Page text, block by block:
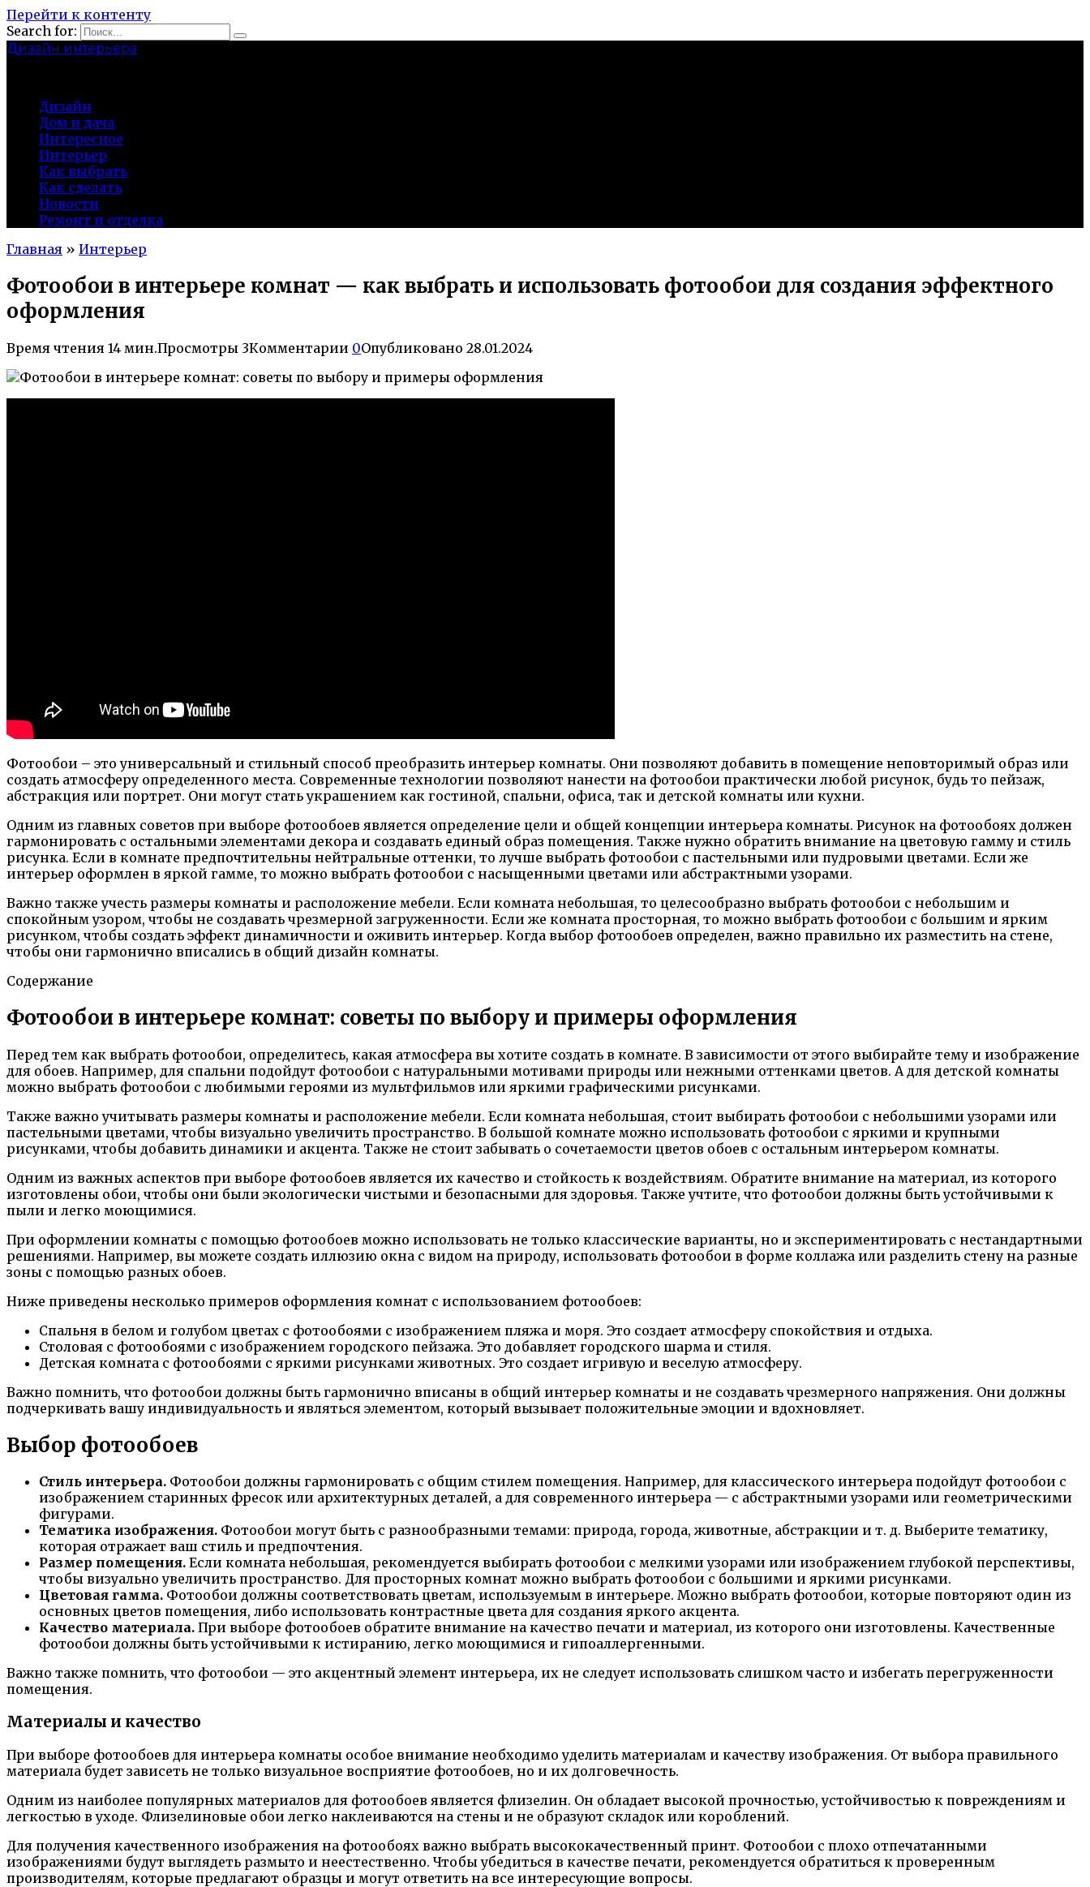
Перейти к контенту
Search for:
Дизайн интерьера
Дизайн
Дом и дача
Интересное
Интерьер
Как выбрать
Как сделать
Новости
Ремонт и отделка
Главная » Интерьер
Фотообои в интерьере комнат — как выбрать и использовать фотообои для создания эффектного
оформления
Время чтения 14 мин.Просмотры 3Комментарии 0Опубликовано 28.01.2024
Фотообои – это универсальный и стильный способ преобразить интерьер комнаты. Они позволяют добавить в помещение неповторимый образ или
создать атмосферу определенного места. Современные технологии позволяют нанести на фотообои практически любой рисунок, будь то пейзаж,
абстракция или портрет. Они могут стать украшением как гостиной, спальни, офиса, так и детской комнаты или кухни.
Одним из главных советов при выборе фотообоев является определение цели и общей концепции интерьера комнаты. Рисунок на фотообоях должен
гармонировать с остальными элементами декора и создавать единый образ помещения. Также нужно обратить внимание на цветовую гамму и стиль
рисунка. Если в комнате предпочтительны нейтральные оттенки, то лучше выбрать фотообои с пастельными или пудровыми цветами. Если же
интерьер оформлен в яркой гамме, то можно выбрать фотообои с насыщенными цветами или абстрактными узорами.
Важно также учесть размеры комнаты и расположение мебели. Если комната небольшая, то целесообразно выбрать фотообои с небольшим и
спокойным узором, чтобы не создавать чрезмерной загруженности. Если же комната просторная, то можно выбрать фотообои с большим и ярким
рисунком, чтобы создать эффект динамичности и оживить интерьер. Когда выбор фотообоев определен, важно правильно их разместить на стене,
чтобы они гармонично вписались в общий дизайн комнаты.
Содержание
Фотообои в интерьере комнат: советы по выбору и примеры оформления
Перед тем как выбрать фотообои, определитесь, какая атмосфера вы хотите создать в комнате. В зависимости от этого выбирайте тему и изображение
для обоев. Например, для спальни подойдут фотообои с натуральными мотивами природы или нежными оттенками цветов. А для детской комнаты
можно выбрать фотообои с любимыми героями из мультфильмов или яркими графическими рисунками.
Также важно учитывать размеры комнаты и расположение мебели. Если комната небольшая, стоит выбирать фотообои с небольшими узорами или
пастельными цветами, чтобы визуально увеличить пространство. В большой комнате можно использовать фотообои с яркими и крупными
рисунками, чтобы добавить динамики и акцента. Также не стоит забывать о сочетаемости цветов обоев с остальным интерьером комнаты.
Одним из важных аспектов при выборе фотообоев является их качество и стойкость к воздействиям. Обратите внимание на материал, из которого
изготовлены обои, чтобы они были экологически чистыми и безопасными для здоровья. Также учтите, что фотообои должны быть устойчивыми к
пыли и легко моющимися.
При оформлении комнаты с помощью фотообоев можно использовать не только классические варианты, но и экспериментировать с нестандартными
решениями. Например, вы можете создать иллюзию окна с видом на природу, использовать фотообои в форме коллажа или разделить стену на разные
зоны с помощью разных обоев.
Ниже приведены несколько примеров оформления комнат с использованием фотообоев:
Спальня в белом и голубом цветах с фотообоями с изображением пляжа и моря. Это создает атмосферу спокойствия и отдыха.
Столовая с фотообоями с изображением городского пейзажа. Это добавляет городского шарма и стиля.
Детская комната с фотообоями с яркими рисунками животных. Это создает игривую и веселую атмосферу.
Важно помнить, что фотообои должны быть гармонично вписаны в общий интерьер комнаты и не создавать чрезмерного напряжения. Они должны
подчеркивать вашу индивидуальность и являться элементом, который вызывает положительные эмоции и вдохновляет.
Выбор фотообоев
Стиль интерьера. Фотообои должны гармонировать с общим стилем помещения. Например, для классического интерьера подойдут фотообои с
изображением старинных фресок или архитектурных деталей, а для современного интерьера — с абстрактными узорами или геометрическими
фигурами.
Тематика изображения. Фотообои могут быть с разнообразными темами: природа, города, животные, абстракции и т. д. Выберите тематику,
которая отражает ваш стиль и предпочтения.
Размер помещения. Если комната небольшая, рекомендуется выбирать фотообои с мелкими узорами или изображением глубокой перспективы,
чтобы визуально увеличить пространство. Для просторных комнат можно выбрать фотообои с большими и яркими рисунками.
Цветовая гамма. Фотообои должны соответствовать цветам, используемым в интерьере. Можно выбрать фотообои, которые повторяют один из
основных цветов помещения, либо использовать контрастные цвета для создания яркого акцента.
Качество материала. При выборе фотообоев обратите внимание на качество печати и материал, из которого они изготовлены. Качественные
фотообои должны быть устойчивыми к истиранию, легко моющимися и гипоаллергенными.
Важно также помнить, что фотообои — это акцентный элемент интерьера, их не следует использовать слишком часто и избегать перегруженности
помещения.
Материалы и качество
При выборе фотообоев для интерьера комнаты особое внимание необходимо уделить материалам и качеству изображения. От выбора правильного
материала будет зависеть не только визуальное восприятие фотообоев, но и их долговечность.
Одним из наиболее популярных материалов для фотообоев является флизелин. Он обладает высокой прочностью, устойчивостью к повреждениям и
легкостью в уходе. Флизелиновые обои легко наклеиваются на стены и не образуют складок или короблений.
Для получения качественного изображения на фотообоях важно выбрать высококачественный принт. Фотообои с плохо отпечатанными
изображениями будут выглядеть размыто и неестественно. Чтобы убедиться в качестве печати, рекомендуется обратиться к проверенным
производителям, которые предлагают образцы и могут ответить на все интересующие вопросы.